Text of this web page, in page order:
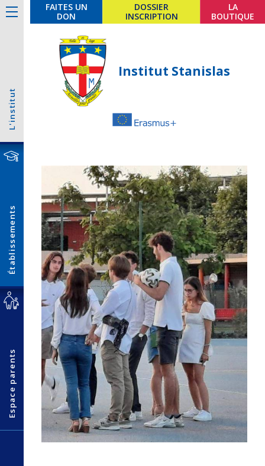
Institut Stanislas
FAITES UN
DON
DOSSIER
INSCRIPTION
LA
BOUTIQUE
L'institut
Établissements
Espace parents